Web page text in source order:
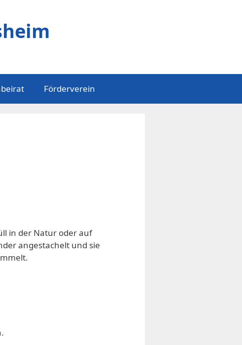
Förderverein
in der Natur oder auf
angestachelt und sie